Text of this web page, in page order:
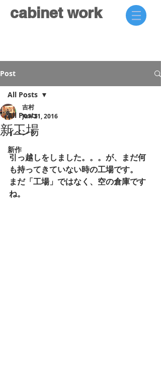
cabinet work
Post
All Posts
イベント
新作
All Posts
新工場
吉村
Jun 21, 2016
引っ越しをしました。。。が、まだ何
も持ってきていない時の工場です。
まだ「工場」ではなく、空の倉庫です
ね。